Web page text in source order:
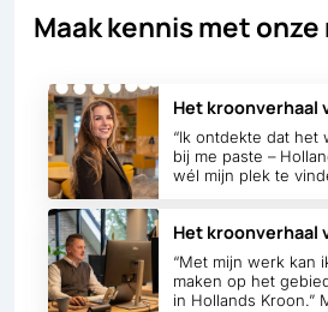
Maak kennis met
Het kroonverhaal
“Ik ontdekte dat het
bij me paste –
wél mijn plek te
Het kroonverhaal
“Met mijn werk kan
maken op het
in Hollands Kroon.”